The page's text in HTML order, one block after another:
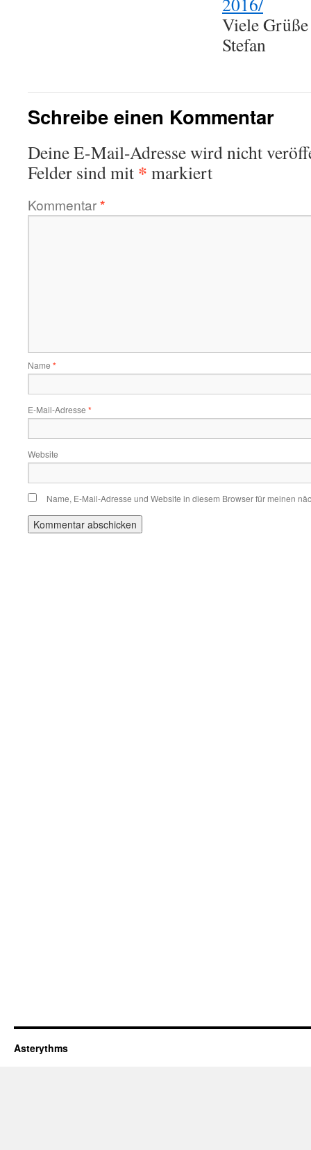
Viele
Stefan
Schreibe einen Kommentar
Deine E-Mail-Adresse wird nicht
Felder sind mit * markiert
Kommentar*
Name *
E-Mail-Adresse *
Website
Name, E-Mail-Adresse und Website in diesem Browser für meinen
Asterythms